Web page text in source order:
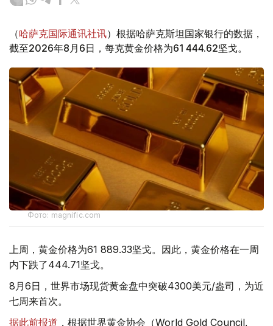
（哈萨克国际通讯社讯）根据哈萨克斯坦国家银行的数据，
截至2026年8月6日，每克黄金价格为61 444.62坚戈。
Фото: magnific.com
上周，黄金价格为61 889.33坚戈。因此，黄金价格在一周
内下跌了444.71坚戈。
8月6日，世界市场现货黄金盘中突破4300美元/盎司，为近
七周来首次。
据此前报道 ，根据世界黄金协会（World Gold Council,